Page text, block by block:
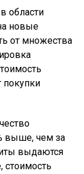
области
новые
от множества
покупки
выше, чем за
выдаются
стоимость